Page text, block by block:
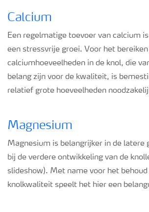
Calcium
Een regelmatige toevoer van calcium
een stressvrije groei. Voor het
calciumhoeveelheden in de knol, die
belang zijn voor de kwaliteit, is
relatief grote hoeveelheden
Magnesium
Magnesium is belangrijker in de latere
bij de verdere ontwikkeling van de
slideshow). Met name voor het behoud
knolkwaliteit speelt het hier een